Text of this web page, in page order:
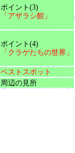
ポイント(3)
「アザラシ館」
ポイント(4)
「クラゲたちの世界」
ベストスポット
周辺の見所